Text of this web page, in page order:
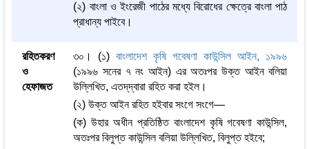
(২) বাংলা ও ইংরেজী পাঠের মধ্যে বিরোধের ক্ষেত্রে বাংলা পাঠ
প্রাধান্য পাইবে।
রহিতকরণ
ও
হেফাজত
৩০। (১)বাংলাদেশ কৃষি গবেষণা কাউন্সিল আইন, ১৯৯৬
(১৯৯৬ সনের ৭ নং আইন) এর অতঃপর উক্ত আইন বলিয়া
উল্লিখিত, এতদ্‌দ্বারা রহিত করা হইল।
(২) উক্ত আইন রহিত হইবার সংগে সংগে—
(ক) উহার অধীন প্রতিষ্ঠিত বাংলাদেশ কৃষি গবেষণা কাউন্সিল,
অতঃপর বিলুপ্ত কাউন্সিল বলিয়া উল্লিখিত, বিলুপ্ত হইবে;